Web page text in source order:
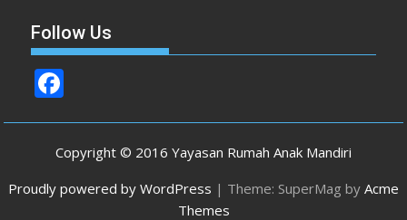
Follow Us
ac
e
b
o
Copyright © 2016 Yayasan Rumah Anak Mandiri
Proudly powered by WordPress | Theme: SuperMag by Acme
Themes